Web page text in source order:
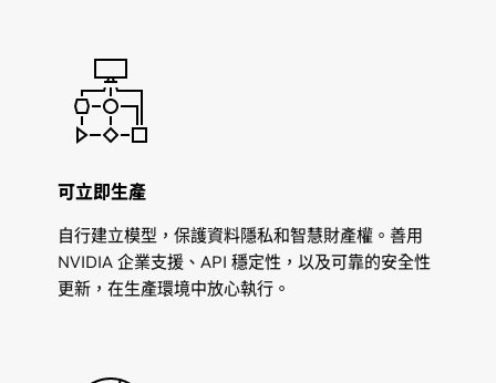
可立即生產
自行建立模型，保護資料隱私和智慧財產權。善用
NVIDIA 企業支援、API 穩定性，以及可靠的安全性
更新，在生產環境中放心執行。